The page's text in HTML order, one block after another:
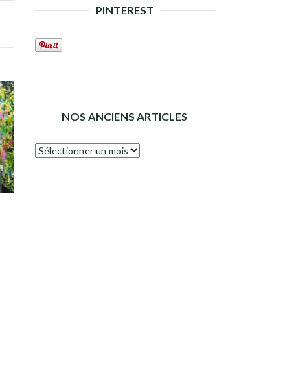
PINTEREST
NOS ANCIENS ARTICLES
Nos